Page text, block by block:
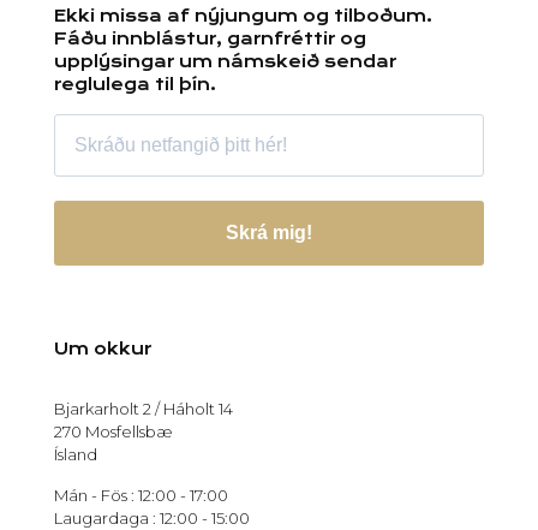
Ekki missa af nýjungum og tilboðum.
Fáðu innblástur, garnfréttir og
upplýsingar um námskeið sendar
reglulega til þín.
Skrá mig!
Um okkur
Bjarkarholt 2 / Háholt 14
270 Mosfellsbæ
Ísland
Mán - Fös : 12:00 - 17:00
Laugardaga : 12:00 - 15:00